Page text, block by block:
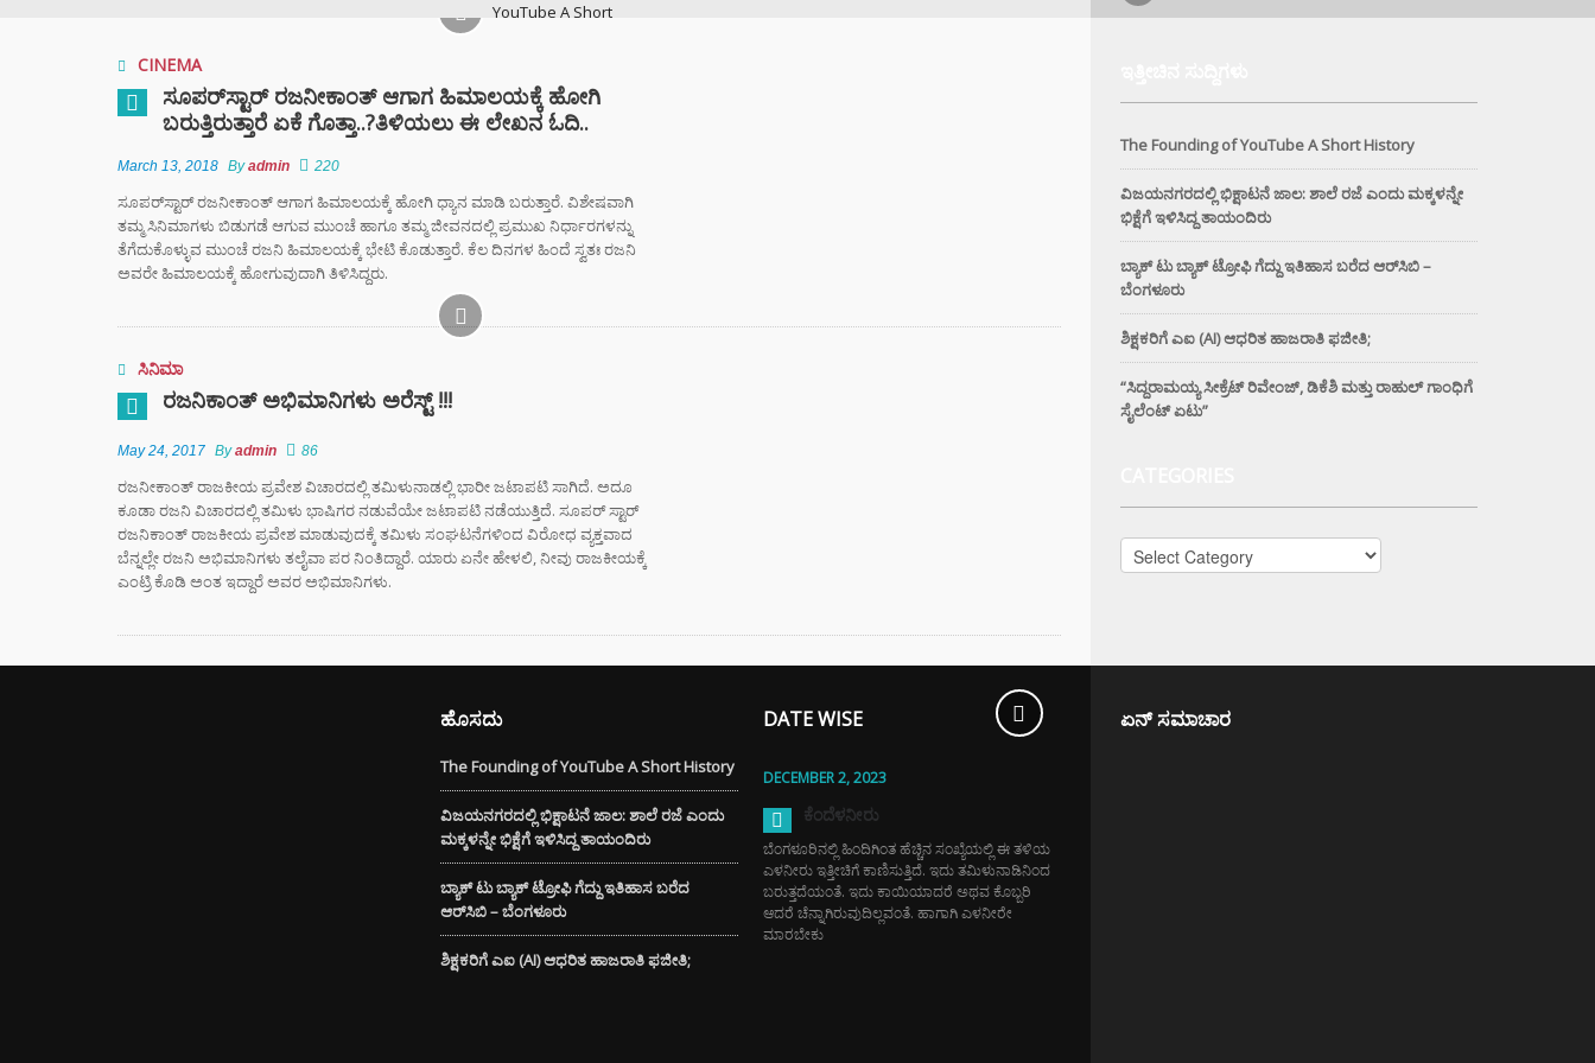
YouTube A Short
ವಿಜಯನಗರದಲ್ಲಿ
ಭಿಕ್ಷಾಟನೆ ಜಾಲ: ಶಾಲೆ ರಜೆ
ಬ್ಯಾಕ್ ಟು ಬ್ಯಾಕ್ ಟ್ರೋಫಿ
ಗೆದ್ದು ಇತಿಹಾಸ ಬರೆದ
ಶಿಕ್ಷಕರಿಗೆ ಎಐ (AI)
ರಾಹುಲ್‌ ಗಾಂಧಿಗೆ
ಸೈಲೆಂಟ್ ಏಟು”
ಮುಖ್ಯಮಂತ್ರಿ
ಡಿಕೆ ಶಿವಕುಮಾರ್
ಮುಂದಿನ ಸಿಎಂ?
ಸ್ಟೈಲ್‌ಗಾಗಿ ಕಡಿಮೆ
ಧರಿಸುತ್ತೀರಾ? ಹಾಗಾದರೆ
ಈ ಅಪಾಯಗಳ ಬಗ್ಗೆ
ತಿಳಿಯಲೇಬೇಕು!
DIGITAL ARREST
SCAM : ವೃದ್ಧೆ ಆಸ್ತಿ ಮಾರಿ
ಕೋಟಿ ರೂ ಲೂಟಿ
CINEMA
ಸೂಪರ್​ಸ್ಟಾರ್​ ರಜನೀಕಾಂತ್​ ಆಗಾಗ ಹಿಮಾಲಯಕ್ಕೆ ಹೋಗಿ
ಬರುತ್ತಿರುತ್ತಾರೆ ಏಕೆ ಗೊತ್ತಾ..?ತಿಳಿಯಲು ಈ ಲೇಖನ ಓದಿ..
March 13, 2018 Byadmin 220
ಸೂಪರ್​ಸ್ಟಾರ್​ ರಜನೀಕಾಂತ್​ ಆಗಾಗ ಹಿಮಾಲಯಕ್ಕೆ ಹೋಗಿ ಧ್ಯಾನ ಮಾಡಿ ಬರುತ್ತಾರೆ. ವಿಶೇಷವಾಗಿ
ತಮ್ಮ ಸಿನಿಮಾಗಳು ಬಿಡುಗಡೆ ಆಗುವ ಮುಂಚೆ ಹಾಗೂ ತಮ್ಮ ಜೀವನದಲ್ಲಿ ಪ್ರಮುಖ ನಿರ್ಧಾರಗಳನ್ನು
ತೆಗೆದುಕೊಳ್ಳುವ ಮುಂಚೆ ರಜನಿ ಹಿಮಾಲಯಕ್ಕೆ ಭೇಟಿ ಕೊಡುತ್ತಾರೆ. ಕೆಲ ದಿನಗಳ ಹಿಂದೆ ಸ್ವತಃ ರಜನಿ
ಅವರೇ ಹಿಮಾಲಯಕ್ಕೆ ಹೋಗುವುದಾಗಿ ತಿಳಿಸಿದ್ದರು.
ಸಿನಿಮಾ
ರಜನಿಕಾಂತ್ ಅಭಿಮಾನಿಗಳು ಅರೆಸ್ಟ್ !!!
May 24, 2017 Byadmin 86
ರಜನೀಕಾಂತ್ ರಾಜಕೀಯ ಪ್ರವೇಶ ವಿಚಾರದಲ್ಲಿ ತಮಿಳುನಾಡಲ್ಲಿ ಭಾರೀ ಜಟಾಪಟಿ ಸಾಗಿದೆ. ಅದೂ
ಕೂಡಾ ರಜನಿ ವಿಚಾರದಲ್ಲಿ ತಮಿಳು ಭಾಷಿಗರ ನಡುವೆಯೇ ಜಟಾಪಟಿ ನಡೆಯುತ್ತಿದೆ. ಸೂಪರ್ ಸ್ಟಾರ್
ರಜನಿಕಾಂತ್ ರಾಜಕೀಯ ಪ್ರವೇಶ ಮಾಡುವುದಕ್ಕೆ ತಮಿಳು ಸಂಘಟನೆಗಳಿಂದ ವಿರೋಧ ವ್ಯಕ್ತವಾದ
ಬೆನ್ನಲ್ಲೇ ರಜನಿ ಅಭಿಮಾನಿಗಳು ತಲೈವಾ ಪರ ನಿಂತಿದ್ದಾರೆ. ಯಾರು ಏನೇ ಹೇಳಲಿ, ನೀವು ರಾಜಕೀಯಕ್ಕೆ
ಎಂಟ್ರಿ ಕೊಡಿ ಅಂತ ಇದ್ದಾರೆ ಅವರ ಅಭಿಮಾನಿಗಳು.
The Founding of YouTube A Short History
ವಿಜಯನಗರದಲ್ಲಿ ಭಿಕ್ಷಾಟನೆ ಜಾಲ: ಶಾಲೆ ರಜೆ ಎಂದು ಮಕ್ಕಳನ್ನೇ
ಭಿಕ್ಷೆಗೆ ಇಳಿಸಿದ್ದ ತಾಯಂದಿರು
ಬ್ಯಾಕ್ ಟು ಬ್ಯಾಕ್ ಟ್ರೋಫಿ ಗೆದ್ದು ಇತಿಹಾಸ ಬರೆದ ಆರ್‌ಸಿಬಿ –
ಬೆಂಗಳೂರು
ಶಿಕ್ಷಕರಿಗೆ ಎಐ (AI) ಆಧರಿತ ಹಾಜರಾತಿ ಫಜೀತಿ;
“ಸಿದ್ದರಾಮಯ್ಯ ಸೀಕ್ರೆಟ್ ರಿವೇಂಜ್‌, ಡಿಕೆಶಿ ಮತ್ತು ರಾಹುಲ್‌ ಗಾಂಧಿಗೆ
ಸೈಲೆಂಟ್ ಏಟು”
Categories
ಹೊಸದು
The Founding of YouTube A Short History
ವಿಜಯನಗರದಲ್ಲಿ ಭಿಕ್ಷಾಟನೆ ಜಾಲ: ಶಾಲೆ ರಜೆ ಎಂದು
ಮಕ್ಕಳನ್ನೇ ಭಿಕ್ಷೆಗೆ ಇಳಿಸಿದ್ದ ತಾಯಂದಿರು
ಬ್ಯಾಕ್ ಟು ಬ್ಯಾಕ್ ಟ್ರೋಫಿ ಗೆದ್ದು ಇತಿಹಾಸ ಬರೆದ
ಆರ್‌ಸಿಬಿ – ಬೆಂಗಳೂರು
ಶಿಕ್ಷಕರಿಗೆ ಎಐ (AI) ಆಧರಿತ ಹಾಜರಾತಿ ಫಜೀತಿ;
DATE WISE
DECEMBER 2, 2023
ಕೆಂದೆಳನೀರು
ಬೆಂಗಳೂರಿನಲ್ಲಿ ಹಿಂದಿಗಿಂತ ಹೆಚ್ಚಿನ ಸಂಖ್ಯೆಯಲ್ಲಿ ಈ ತಳಿಯ
ಎಳನೀರು ಇತ್ತೀಚಿಗೆ ಕಾಣಿಸುತ್ತಿದೆ. ಇದು ತಮಿಳುನಾಡಿನಿಂದ
ಬರುತ್ತದೆಯಂತೆ. ಇದು ಕಾಯಿಯಾದರೆ ಅಥವ ಕೊಬ್ಬರಿ
ಆದರೆ ಚೆನ್ನಾಗಿರುವುದಿಲ್ಲವಂತೆ. ಹಾಗಾಗಿ ಎಳನೀರೇ
ಮಾರಬೇಕು
ಏನ್ ಸಮಾಚಾರ